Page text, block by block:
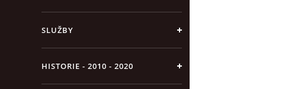
SLUŽBY
HISTORIE - 2010 - 2020